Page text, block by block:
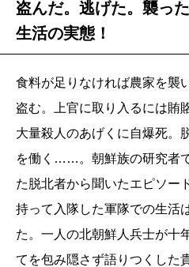
盗んだ。逃げた。襲っ
生活の実態！
食料が足りなければ農家を襲
盗む。上官に取り入るには賄
大量殺人のあげくに自爆死。
を働く……。朝鮮族の研究者
た脱北者から聞いたエピソー
持って入隊した軍隊での生活
た。一人の北朝鮮人兵士が十
てを包み隠さず語りつくした